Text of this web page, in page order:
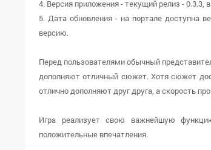
4. Версия приложения - текущий релиз -
5. Дата обновления - на портале доступна
версию.
Перед пользователями обычный
дополняют отличный сюжет. Хотя сюжет
отлично дополняют друг друга, а скорость
Игра реализует свою важнейшую
положительные впечатления.